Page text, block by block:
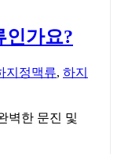
인가요?
지정맥류, 하지
벽한 문진 및